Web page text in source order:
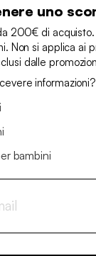
uno
200€ di
Non si applica ai
dalle
informazioni?
bambini